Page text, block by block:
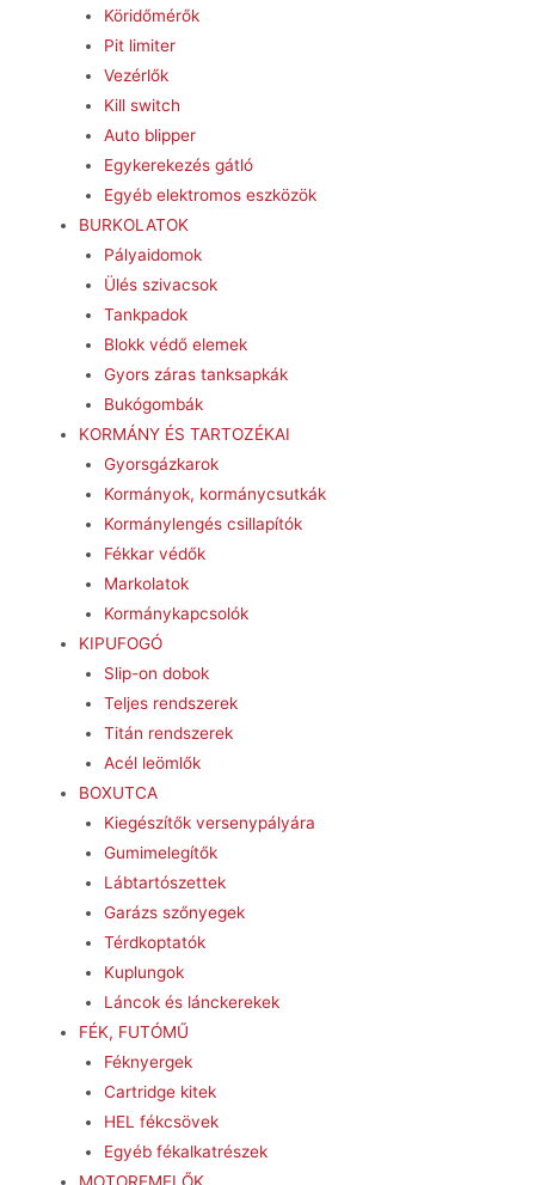
Köridőmérők
Pit limiter
Vezérlők
Kill switch
Auto blipper
Egykerekezés gátló
Egyéb elektromos eszközök
BURKOLATOK
Pályaidomok
Ülés szivacsok
Tankpadok
Blokk védő elemek
Gyors záras tanksapkák
Bukógombák
KORMÁNY ÉS TARTOZÉKAI
Gyorsgázkarok
Kormányok, kormánycsutkák
Kormánylengés csillapítók
Fékkar védők
Markolatok
Kormánykapcsolók
KIPUFOGÓ
Slip-on dobok
Teljes rendszerek
Titán rendszerek
Acél leömlők
BOXUTCA
Kiegészítők versenypályára
Gumimelegítők
Lábtartószettek
Garázs szőnyegek
Térdkoptatók
Kuplungok
Láncok és lánckerekek
FÉK, FUTÓMŰ
Féknyergek
Cartridge kitek
HEL fékcsövek
Egyéb fékalkatrészek